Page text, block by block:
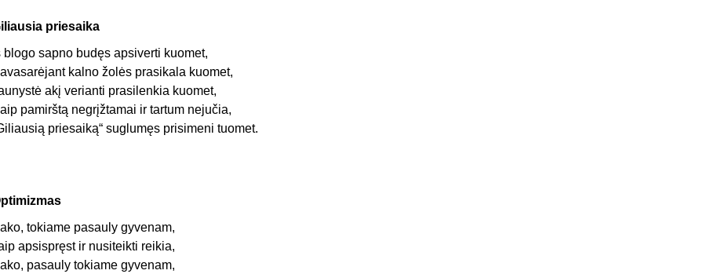
priesaika
blogo sapno budęs apsiverti kuomet,
kalno žolės prasikala kuomet,
akį verianti prasilenkia kuomet,
pamirštą negrįžtamai ir tartum nejučia,
priesaiką“ suglumęs prisimeni tuomet.
tokiame pasauly gyvenam,
apsispręst ir nusiteikti reikia,
pasauly tokiame gyvenam,